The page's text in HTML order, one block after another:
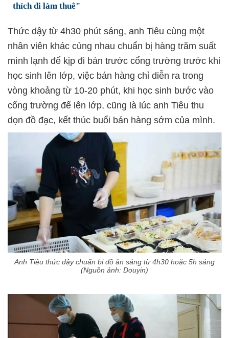
thích đi làm thuê"
Thức dậy từ 4h30 phút sáng, anh Tiêu cùng một
nhân viên khác cùng nhau chuẩn bị hàng trăm suất
mình lạnh để kịp đi bán trước cổng trường trước khi
học sinh lên lớp, việc bán hàng chỉ diễn ra trong
vòng khoảng từ 10-20 phút, khi học sinh bước vào
cổng trường để lên lớp, cũng là lúc anh Tiêu thu
dọn đồ đạc, kết thúc buổi bán hàng sớm của mình.
Anh Tiêu thức dậy chuẩn bị đồ ăn sáng từ 4h30 hoặc 5h sáng
(Nguồn ảnh: Douyin)